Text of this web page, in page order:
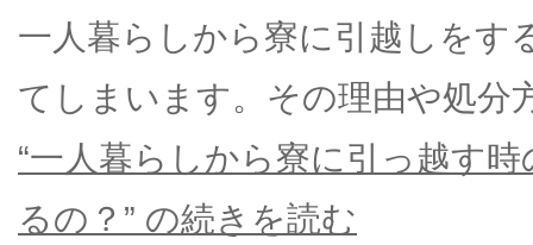
一人暮らしから寮に引越しをす
てしまいます。その理由や処分
“一人暮らしから寮に引っ越す
るの？” の続きを読む